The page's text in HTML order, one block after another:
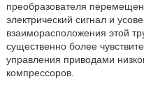
преобразователя
электрический сигнал и
взаиморасположения этой
существенно более
управления приводами
компрессоров.